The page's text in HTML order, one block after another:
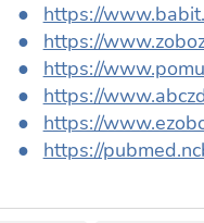
https://
https://
https://
https://
https://
https://